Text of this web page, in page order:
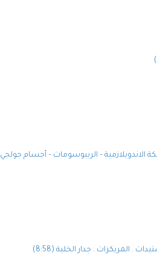
الاندوبلازمية – الريبوسومات – أجسام جولجي
. المريكزات . جدار الخلية (8:58)